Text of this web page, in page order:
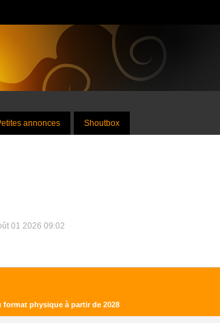
annonces Shoutbox
01 2026 09:02
physique à partir de 2028